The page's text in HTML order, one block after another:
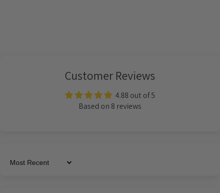
Customer Reviews
4.88 out of 5
Based on 8 reviews
Sort by